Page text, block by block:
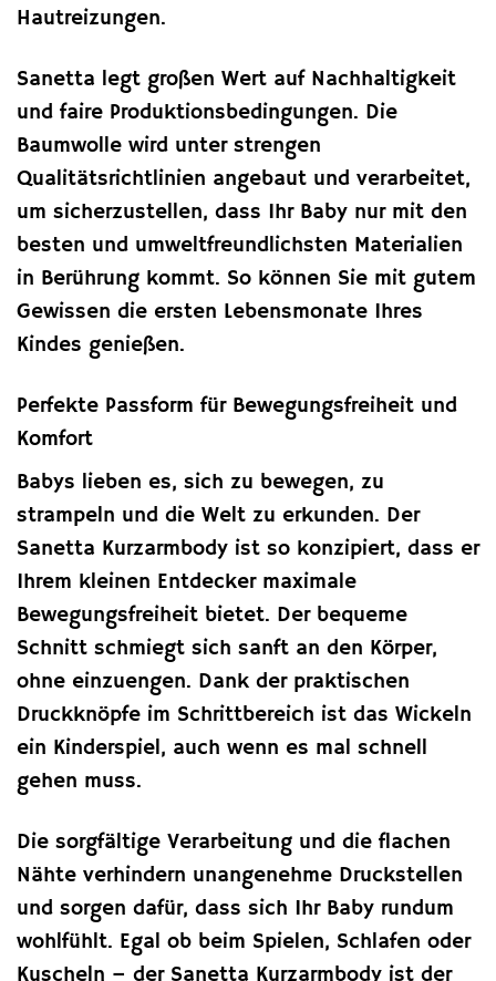
Hautreizungen.
Sanetta legt großen Wert auf Nachhaltigkeit
und faire Produktionsbedingungen. Die
Baumwolle wird unter strengen
Qualitätsrichtlinien angebaut und verarbeitet,
um sicherzustellen, dass Ihr Baby nur mit den
besten und umweltfreundlichsten Materialien
in Berührung kommt. So können Sie mit gutem
Gewissen die ersten Lebensmonate Ihres
Kindes genießen.
Perfekte Passform für Bewegungsfreiheit und
Komfort
Babys lieben es, sich zu bewegen, zu
strampeln und die Welt zu erkunden. Der
Sanetta Kurzarmbody ist so konzipiert, dass er
Ihrem kleinen Entdecker maximale
Bewegungsfreiheit bietet. Der bequeme
Schnitt schmiegt sich sanft an den Körper,
ohne einzuengen. Dank der praktischen
Druckknöpfe im Schrittbereich ist das Wickeln
ein Kinderspiel, auch wenn es mal schnell
gehen muss.
Die sorgfältige Verarbeitung und die flachen
Nähte verhindern unangenehme Druckstellen
und sorgen dafür, dass sich Ihr Baby rundum
wohlfühlt. Egal ob beim Spielen, Schlafen oder
Kuscheln – der Sanetta Kurzarmbody ist der